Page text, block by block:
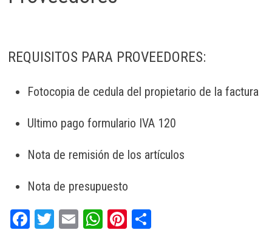
REQUISITOS PARA PROVEEDORES:
Fotocopia de cedula del propietario de la factura
Ultimo pago formulario IVA 120
Nota de remisión de los artículos
Nota de presupuesto
Fa T E W Pi C